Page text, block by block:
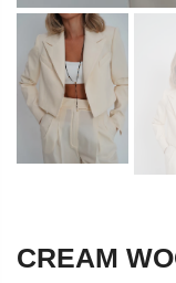
CREAM